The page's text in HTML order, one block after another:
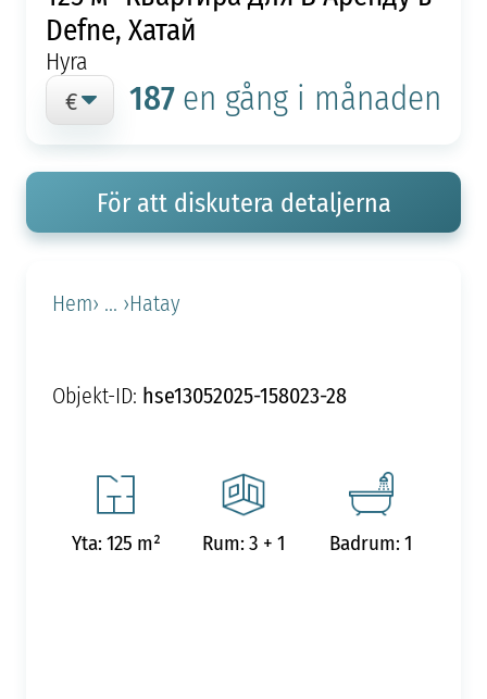
Defne, Хатай
Hyra
187en gång i månaden
För att diskutera detaljerna
Hem› ... ›Hatay
Objekt-ID: hse13052025-158023-28
Yta: 125 m² Rum: 3 + 1 Badrum: 1